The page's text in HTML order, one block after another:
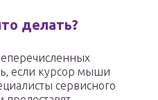
делать?
если курсор мыши
сервисного